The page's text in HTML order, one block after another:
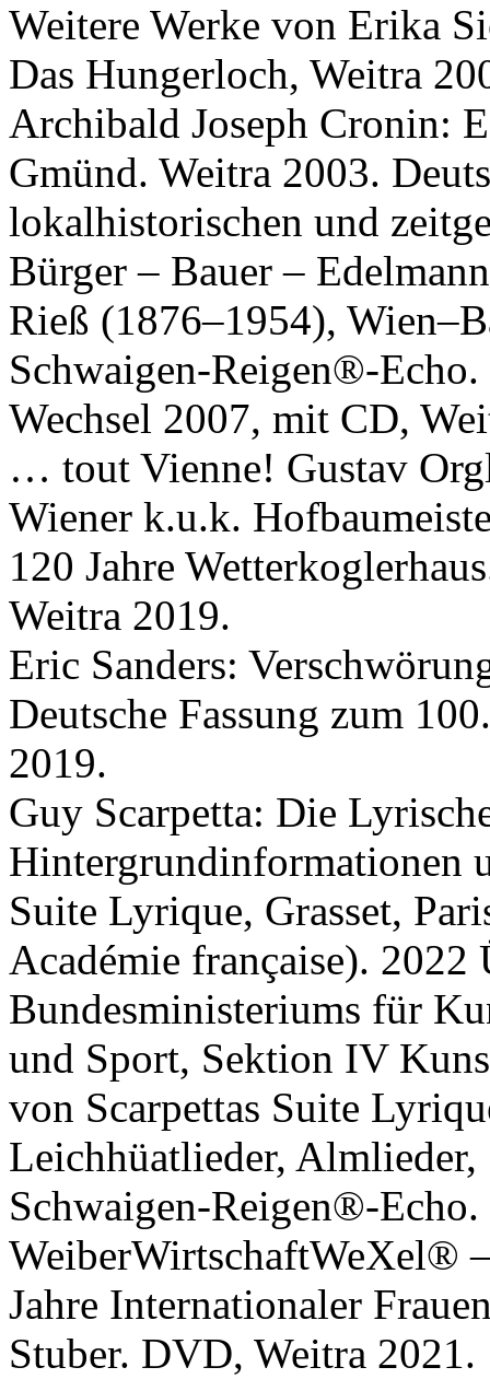
Weitere Werke von Erika
Das Hungerloch, Weitra
Archibald Joseph Cronin:
Gmünd. Weitra 2003.
lokalhistorischen und
Bürger – Bauer –
Rieß (1876–1954),
Schwaigen-Reigen®-
Wechsel 2007, mit CD,
… tout Vienne! Gustav
Wiener k.u.k.
120 Jahre
Weitra 2019.
Eric Sanders:
Deutsche Fassung zum
2019.
Guy Scarpetta: Die
Hintergrundinformationen
Suite Lyrique, Grasset,
Académie française). 2022
Bundesministeriums für
und Sport, Sektion IV
von Scarpettas Suite
Leichhüatlieder,
Schwaigen-Reigen®-
WeiberWirtschaftWeXel®
Jahre Internationaler
Stuber. DVD, Weitra 2021.